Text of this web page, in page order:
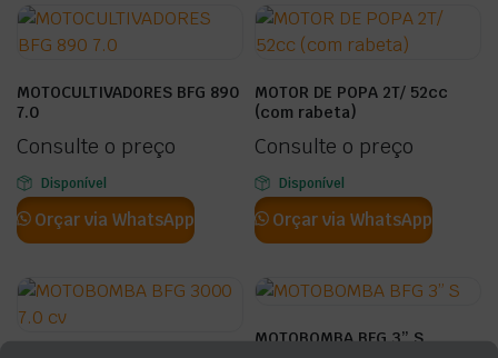
MOTOCULTIVADORES BFG 890
7.0
Consulte o preço
Disponível
Orçar via WhatsApp
MOTOR DE POPA 2T/ 52cc
(com rabeta)
Consulte o preço
Disponível
Orçar via WhatsApp
MOTOBOMBA BFG 3” S